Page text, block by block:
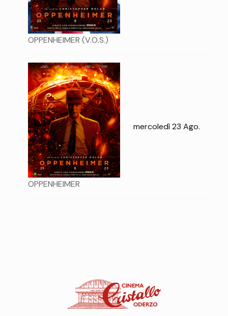
OPPENHEIMER (V.O.S.)
OPPENHEIMER
mercoledì 23 Ago.